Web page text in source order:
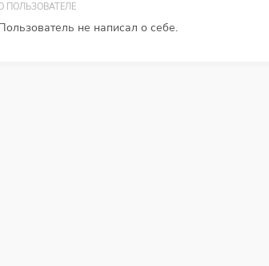
ПОЛЬЗОВАТЕЛЕ
не написал о себе.